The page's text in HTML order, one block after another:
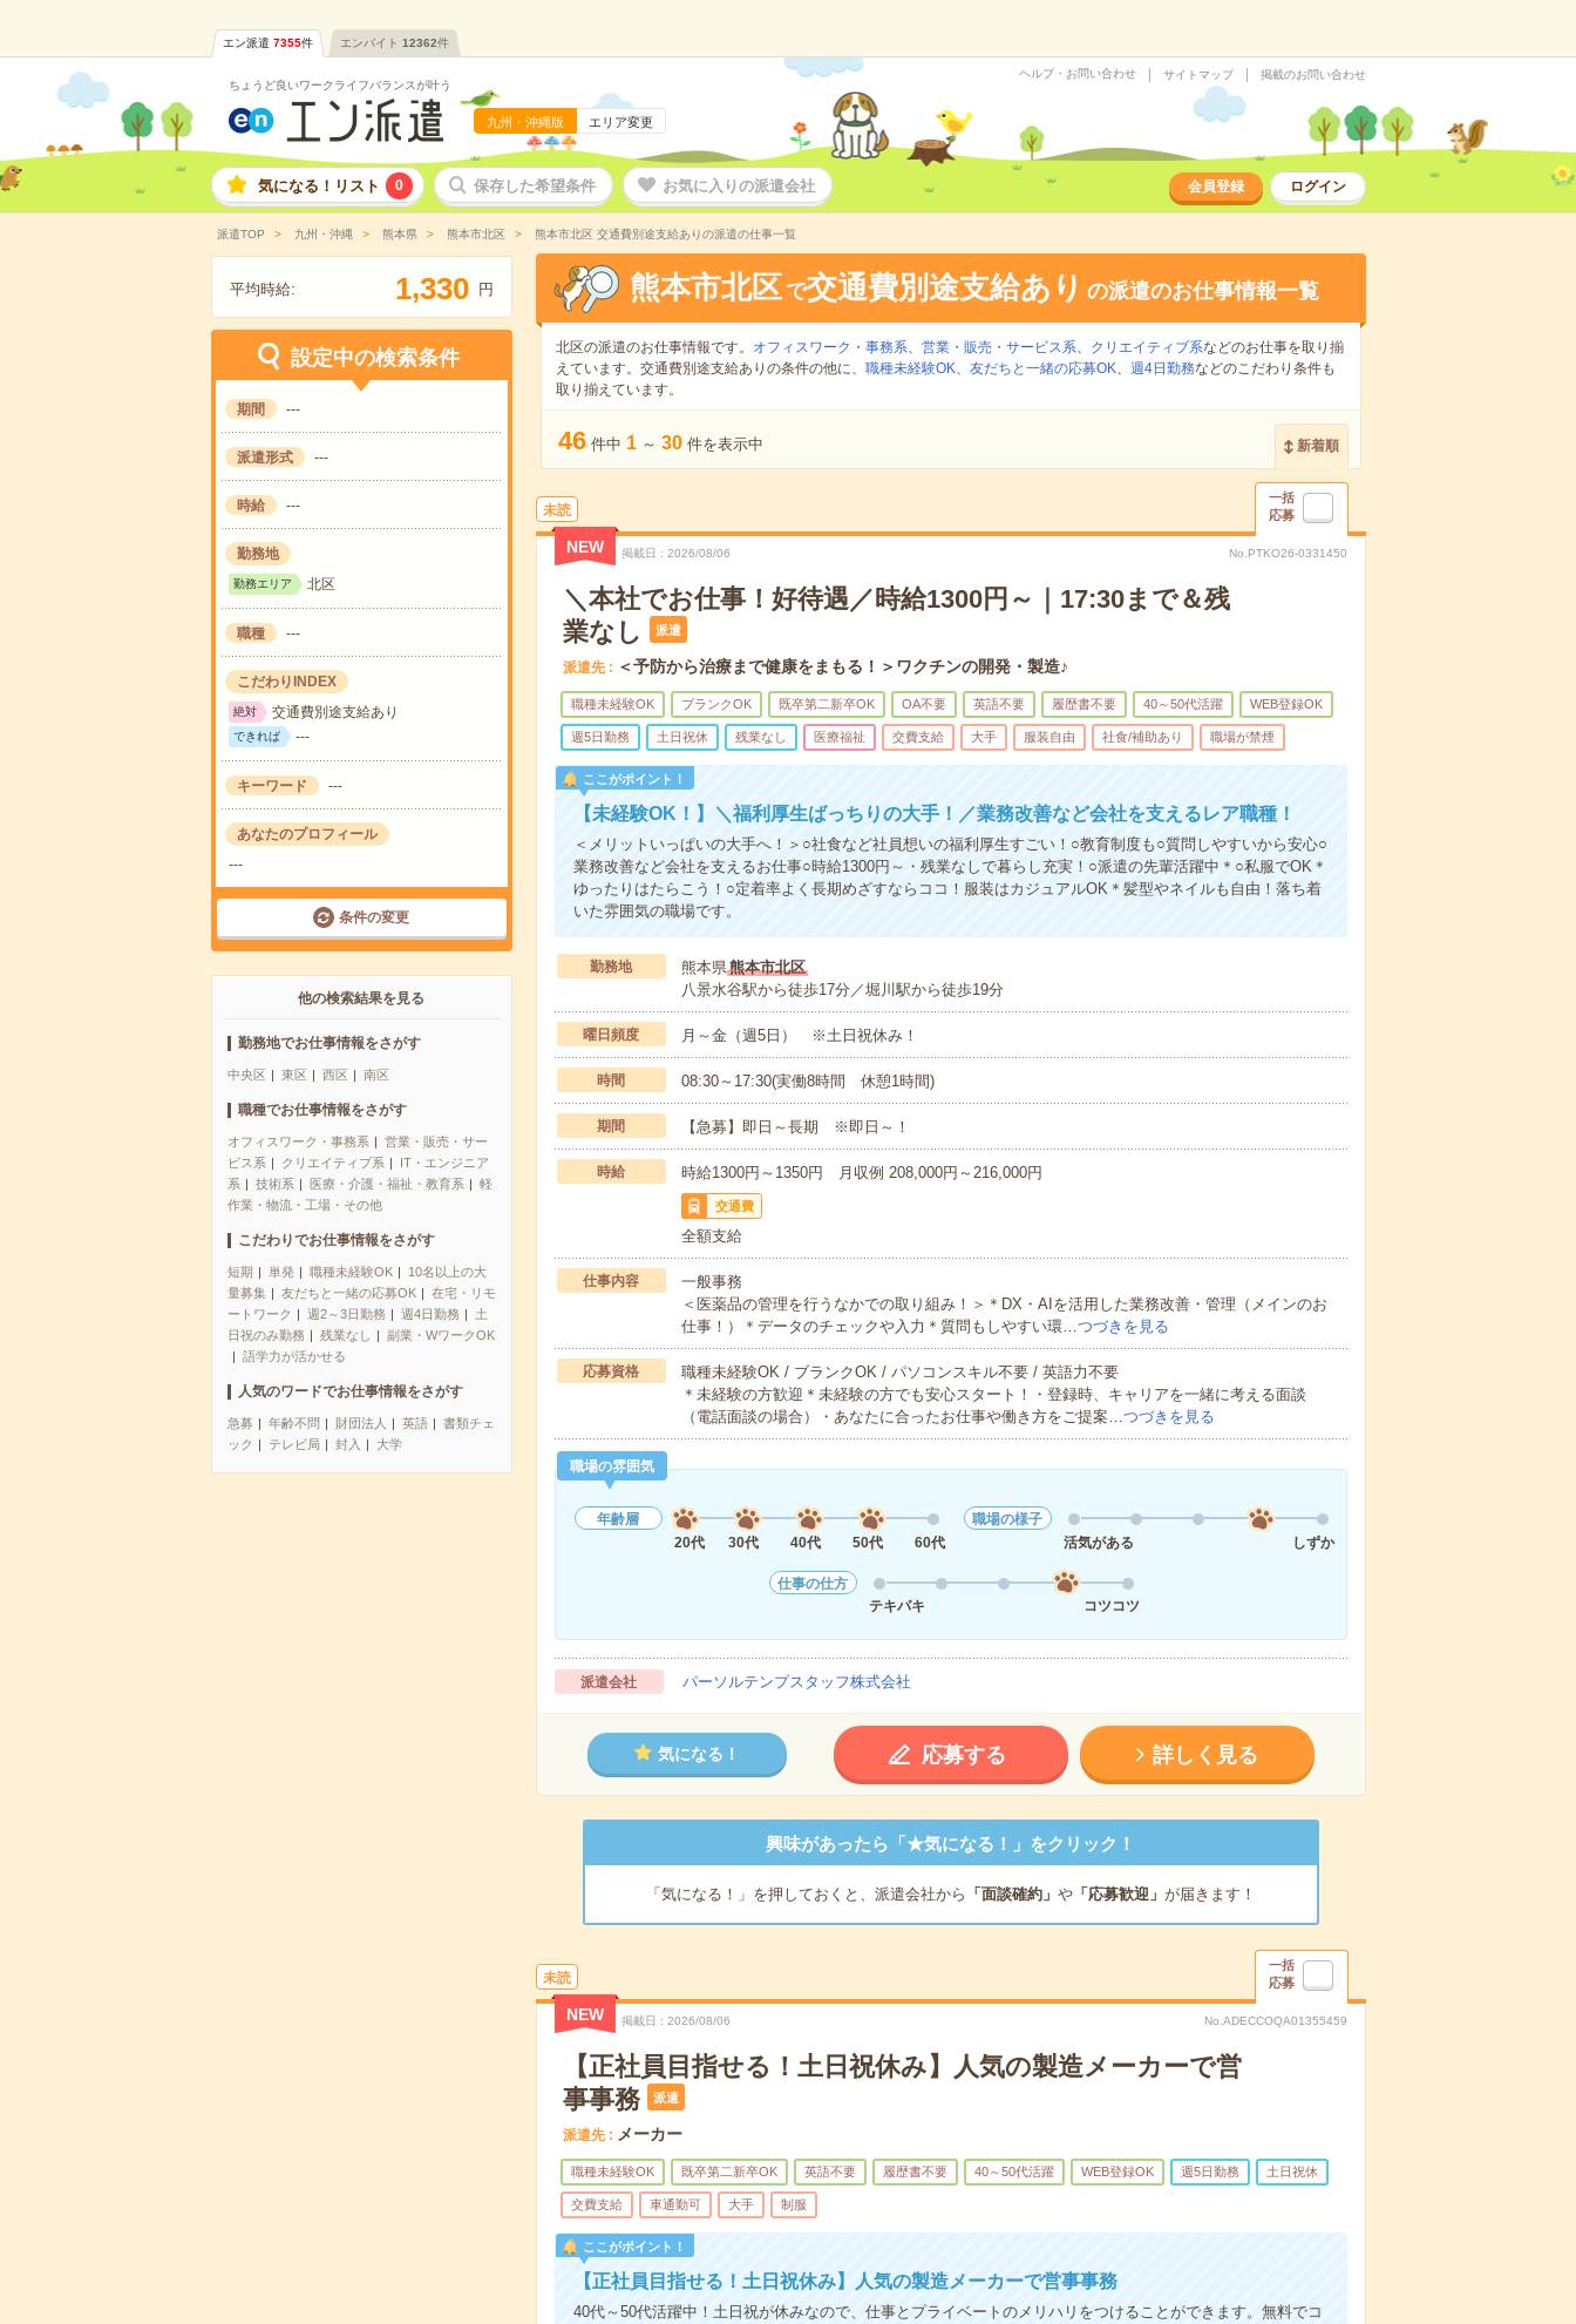
エン派遣 7355件 エンバイト 12362件
ちょうど良いワークライフバランスが叶う
九州・沖縄版 エリア変更
ヘルプ・お問い合わせ サイトマップ 掲載のお問い合わせ
気になる！リスト 0 保存した希望条件 お気に入りの派遣会社 会員登録 ログイン
派遣TOP 九州・沖縄 熊本県 熊本市北区 熊本市北区 交通費別途支給ありの派遣の仕事一覧
平均時給: 1,330 円
設定中の検索条件
期間 ---
派遣形式 ---
時給 ---
勤務地
勤務エリア 北区
職種 ---
こだわりINDEX
絶対 交通費別途支給あり
できれば ---
キーワード ---
あなたのプロフィール
---
条件の変更
他の検索結果を見る
勤務地でお仕事情報をさがす
中央区 東区 西区 南区
職種でお仕事情報をさがす
オフィスワーク・事務系
営業・販売・サー
ビス系
クリエイティブ系
IT・エンジニア
系
技術系 医療・介護・福祉・教育系
軽
作業・物流・工場・その他
こだわりでお仕事情報をさがす
短期 単発 職種未経験OK
10名以上の大
量募集
友だちと一緒の応募OK
在宅・リモ
ートワーク
週2～3日勤務 週4日勤務
土
日祝のみ勤務
残業なし
副業・WワークOK
語学力が活かせる
人気のワードでお仕事情報をさがす
急募 年齢不問 財団法人 英語
書類チェ
ック
テレビ局 封入 大学
熊本市北区 で交通費別途支給あり の派遣のお仕事情報一覧
北区の派遣のお仕事情報です。 オフィスワーク・事務系、 営業・販売・サービス系、 クリエイティブ系などのお仕事を取り揃
えています。交通費別途支給ありの条件の他に、 職種未経験OK、 友だちと一緒の応募OK、 週4日勤務などのこだわり条件も
取り揃えています。
46 件中 1 ～ 30 件を表示中 新着順
未読
一括
応募
NEW 掲載日 2026/08/06 No.PTKO26-0331450
＼本社でお仕事！好待遇／時給1300円～｜17:30まで＆残
業なし
派遣
派遣先 ＜予防から治療まで健康をまもる！＞ワクチンの開発・製造♪
職種未経験OK ブランクOK 既卒第二新卒OK OA不要 英語不要 履歴書不要 40～50代活躍 WEB登録OK
週5日勤務 土日祝休 残業なし 医療福祉 交費支給 大手 服装自由 社食/補助あり 職場が禁煙
ここがポイント！
【未経験OK！】＼福利厚生ばっちりの大手！／業務改善など会社を支えるレア職種！
＜メリットいっぱいの大手へ！＞○社食など社員想いの福利厚生すごい！○教育制度も○質問しやすいから安心○
業務改善など会社を支えるお仕事○時給1300円～・残業なしで暮らし充実！○派遣の先輩活躍中＊○私服でOK＊
ゆったりはたらこう！○定着率よく長期めざすならココ！服装はカジュアルOK＊髪型やネイルも自由！落ち着
いた雰囲気の職場です。
勤務地 熊本県熊本市北区
八景水谷駅から徒歩17分／堀川駅から徒歩19分
曜日頻度 月～金（週5日） ※土日祝休み！
時間 08:30～17:30(実働8時間 休憩1時間)
期間 【急募】即日～長期 ※即日～！
時給 時給1300円～1350円 月収例 208,000円～216,000円
交通費
全額支給
仕事内容
一般事務
＜医薬品の管理を行うなかでの取り組み！＞＊DX・AIを活用した業務改善・管理（メインのお
仕事！）＊データのチェックや入力＊質問もしやすい環…つづきを見る
応募資格
職種未経験OK / ブランクOK / パソコンスキル不要 / 英語力不要
＊未経験の方歓迎＊未経験の方でも安心スタート！・登録時、キャリアを一緒に考える面談
（電話面談の場合）・あなたに合ったお仕事や働き方をご提案…つづきを見る
職場の雰囲気
年齢層
20代
30代 40代 50代 60代
職場の様子
活気がある
しずか
仕事の仕方
テキパキ
コツコツ
派遣会社 パーソルテンプスタッフ株式会社
気になる！ 応募する 詳しく見る
興味があったら「★気になる！」をクリック！
「気になる！」を押しておくと、派遣会社から 「面談確約」 や「応募歓迎」 が届きます！
未読
一括
応募
NEW 掲載日 2026/08/06 No.ADECCOQA01355459
【正社員目指せる！土日祝休み】人気の製造メーカーで営
事事務
派遣
派遣先 メーカー
職種未経験OK 既卒第二新卒OK 英語不要 履歴書不要 40～50代活躍 WEB登録OK 週5日勤務 土日祝休
交費支給 車通勤可 大手 制服
ここがポイント！
【正社員目指せる！土日祝休み】人気の製造メーカーで営事事務
40代～50代活躍中！土日祝が休みなので、仕事とプライベートのメリハリをつけることができます。無料でコ